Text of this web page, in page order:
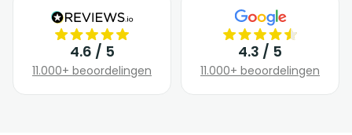
4.6 / 5
11.000+ beoordelingen
4.3 / 5
11.000+ beoordelingen